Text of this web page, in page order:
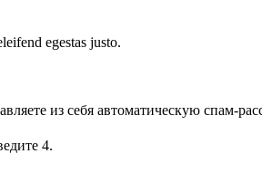
egestas justo.
из себя автоматическую спам-
4.